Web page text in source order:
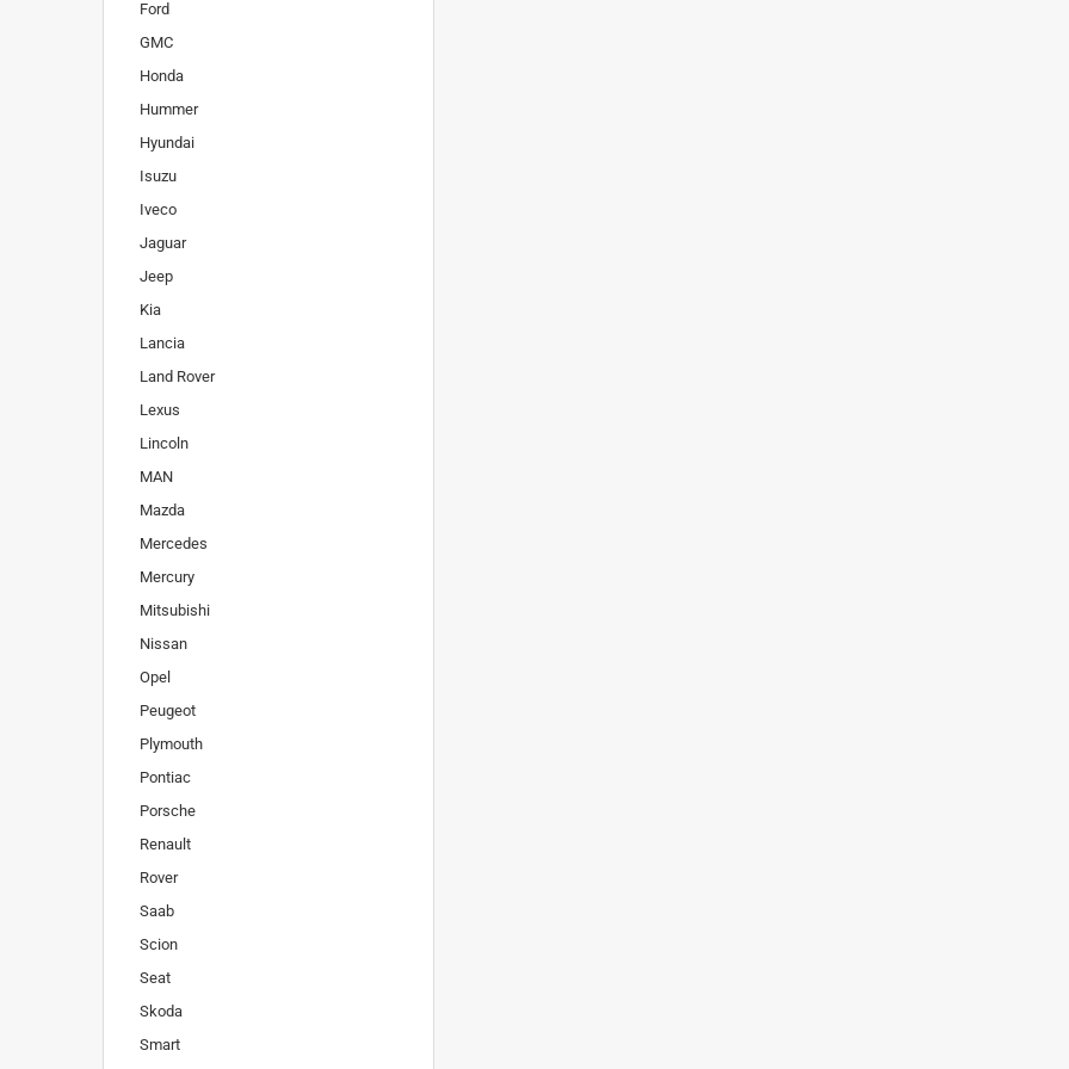
Ford
GMC
Honda
Hummer
Hyundai
Isuzu
Iveco
Jaguar
Jeep
Kia
Lancia
Land Rover
Lexus
Lincoln
MAN
Mazda
Mercedes
Mercury
Mitsubishi
Nissan
Opel
Peugeot
Plymouth
Pontiac
Porsche
Renault
Rover
Saab
Scion
Seat
Skoda
Smart